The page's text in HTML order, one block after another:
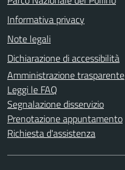
Informativa privacy
Note legali
Dichiarazione di accessibilità
Amministrazione trasparente
Leggi le FAQ
Segnalazione disservizio
Prenotazione appuntamento
Richiesta d'assistenza